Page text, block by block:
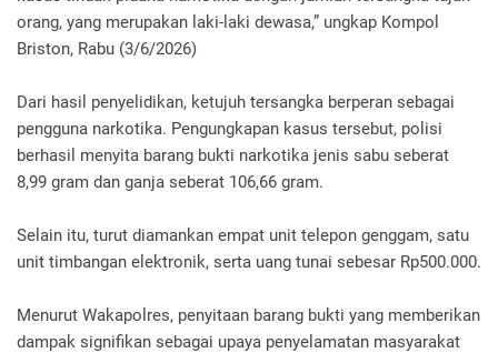
orang, yang merupakan laki-laki dewasa,” ungkap Kompol
Briston, Rabu (3/6/2026)
Dari hasil penyelidikan, ketujuh tersangka berperan sebagai
pengguna narkotika. Pengungkapan kasus tersebut, polisi
berhasil menyita barang bukti narkotika jenis sabu seberat
8,99 gram dan ganja seberat 106,66 gram.
Selain itu, turut diamankan empat unit telepon genggam, satu
unit timbangan elektronik, serta uang tunai sebesar Rp500.000.
Menurut Wakapolres, penyitaan barang bukti yang memberikan
dampak signifikan sebagai upaya penyelamatan masyarakat